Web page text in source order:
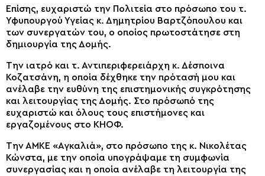
Επίσης, ευχαριστώ την Πολιτεία στο πρόσωπο του τ.
Υφυπουργού Υγείας κ. Δημητρίου Βαρτζόπουλου και
των συνεργατών του, ο οποίος πρωτοστάτησε στη
δημιουργία της Δομής.
Την ιατρό και τ. Αντιπεριφερειάρχη κ. Δέσποινα
Κοζατσάνη, η οποία δέχθηκε την πρότασή μου και
ανέλαβε την ευθύνη της επιστημονικής συγκρότησης
και λειτουργίας της Δομής. Στο πρόσωπό της
ευχαριστώ και όλους τους επιστήμονες και
εργαζομένους στο ΚΗΟΦ.
Την ΑΜΚΕ «Αγκαλιά», στο πρόσωπο της κ. Νικολέτας
Κώνστα, με την οποία υπογράψαμε τη συμφωνία
συνεργασίας και η οποία ανέλαβε τη λειτουργία της